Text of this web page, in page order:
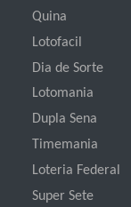
Quina
Lotofacil
Dia de Sorte
Lotomania
Dupla Sena
Timemania
Loteria Federal
Super Sete